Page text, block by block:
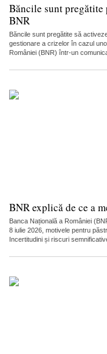
Băncile sunt
BNR
Băncile sunt pregătite să
gestionare a crizelor în cazul
României (BNR) într-un
BNR explică de ce a
Banca Națională a României
8 iulie 2026, motivele pentru
Incertitudini și riscuri